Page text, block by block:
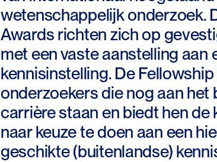
wetenschappelijk onderzoek.
Awards richten zich op
met een vaste aanstelling aan
kennisinstelling. De
onderzoekers die nog aan het
carrière staan en biedt hen de
naar keuze te doen aan een
geschikte (buitenlandse)